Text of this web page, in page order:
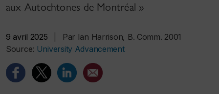
aux Autochtones de Montréal »
9 avril 2025
Par Ian Harrison, B. Comm. 2001
Source: University Advancement